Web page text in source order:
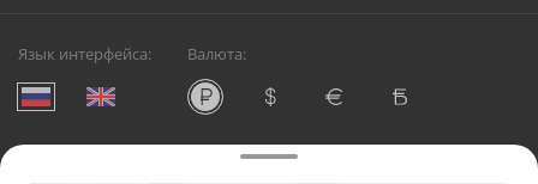
Язык интерфейса: Валюта:
Служба круглосуточной доставки цветов в Туле